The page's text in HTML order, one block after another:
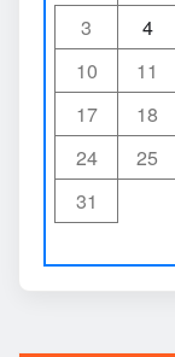
3
4
10
11
17
18
24
25
31